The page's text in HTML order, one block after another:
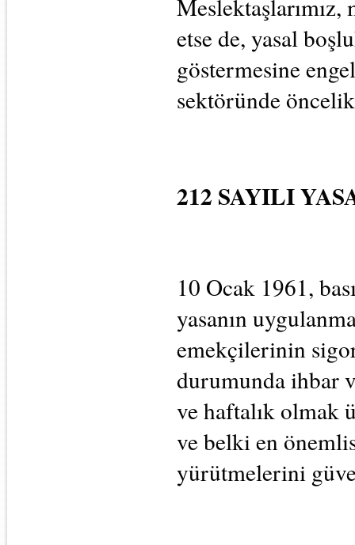
Meslektaşlarımız,
etse de, yasal
göstermesine
sektöründe
212 SAYILI
10 Ocak 1961,
yasanın
emekçilerinin
durumunda ihbar
ve haftalık olmak
ve belki en
yürütmelerini